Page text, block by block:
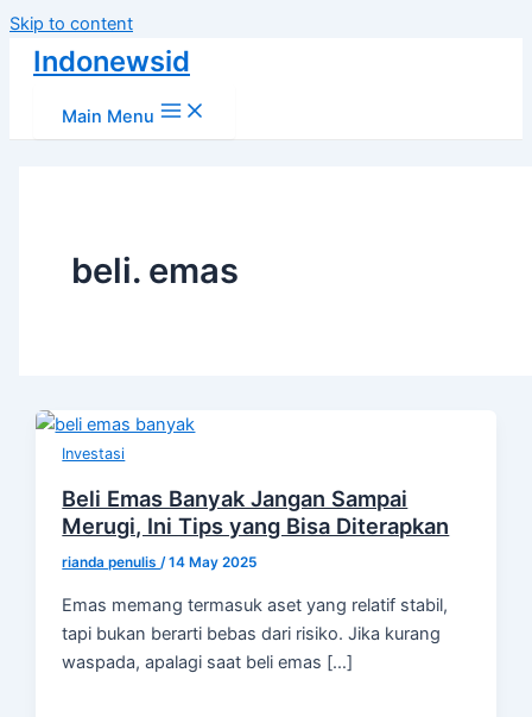
Skip to content
Indonewsid
Main Menu
beli. emas
Investasi
Beli Emas Banyak Jangan Sampai
Merugi, Ini Tips yang Bisa Diterapkan
rianda penulis/14 May 2025
Emas memang termasuk aset yang relatif stabil,
tapi bukan berarti bebas dari risiko. Jika kurang
waspada, apalagi saat beli emas […]